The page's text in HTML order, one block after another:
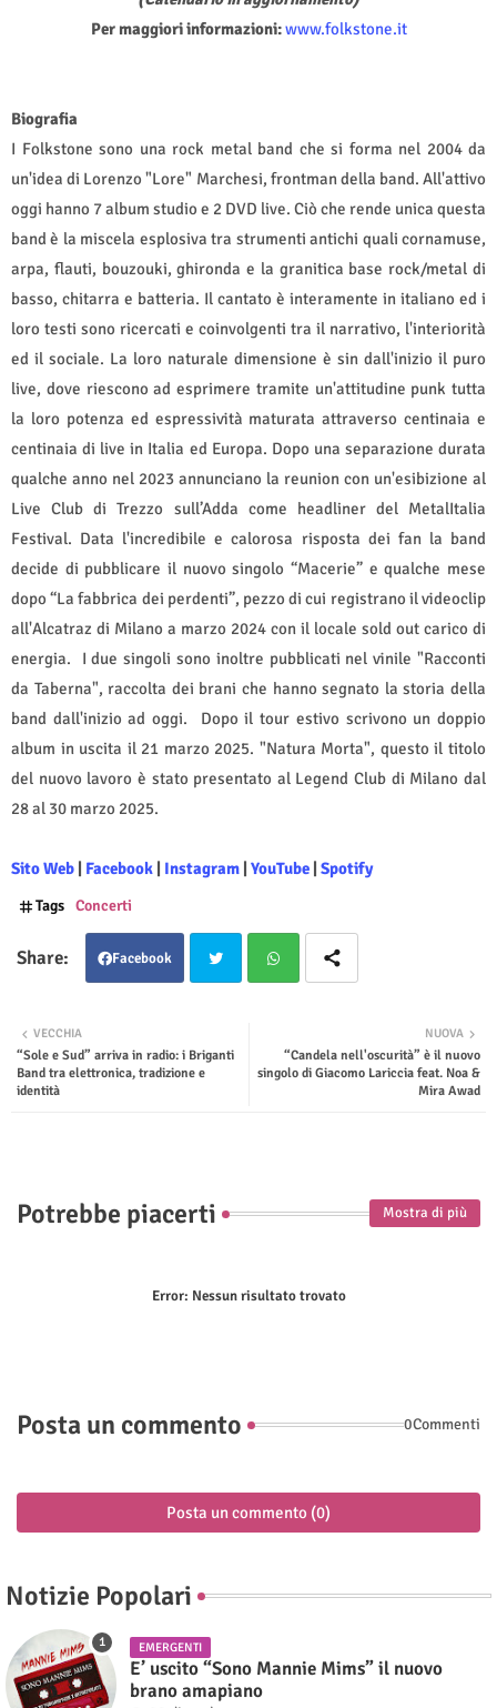
Per maggiori informazioni:www.folkstone.it
Biografia
I Folkstone sono una rock metal band che si forma nel 2004 da
un'idea di Lorenzo "Lore" Marchesi, frontman della band. All'attivo
oggi hanno 7 album studio e 2 DVD live. Ciò che rende unica questa
band è la miscela esplosiva tra strumenti antichi quali cornamuse,
arpa, flauti, bouzouki, ghironda e la granitica base rock/metal di
basso, chitarra e batteria. Il cantato è interamente in italiano ed i
loro testi sono ricercati e coinvolgenti tra il narrativo, l'interiorità
ed il sociale. La loro naturale dimensione è sin dall'inizio il puro
live, dove riescono ad esprimere tramite un'attitudine punk tutta
la loro potenza ed espressività maturata attraverso centinaia e
centinaia di live in Italia ed Europa. Dopo una separazione durata
qualche anno nel 2023 annunciano la reunion con un'esibizione al
Live Club di Trezzo sull’Adda come headliner del MetalItalia
Festival. Data l'incredibile e calorosa risposta dei fan la band
decide di pubblicare il nuovo singolo “Macerie” e qualche mese
dopo “La fabbrica dei perdenti”, pezzo di cui registrano il videoclip
all'Alcatraz di Milano a marzo 2024 con il locale sold out carico di
energia.
I due singoli sono inoltre pubblicati nel vinile "Racconti
da Taberna", raccolta dei brani che hanno segnato la storia della
band dall'inizio ad oggi.
Dopo il tour estivo scrivono un doppio
album in uscita il 21 marzo 2025. "Natura Morta", questo il titolo
del nuovo lavoro è stato presentato al Legend Club di Milano dal
28 al 30 marzo 2025.
Sito Web | Facebook | Instagram | YouTube | Spotify
Tags Concerti
Facebook
ter tsap
NUOVA
“Candela nell'oscurità” è il nuovo
singolo di Giacomo Lariccia feat. Noa &
Mira Awad
VECCHIA
“Sole e Sud” arriva in radio: i Briganti
Band tra elettronica, tradizione e
identità
Potrebbe piacerti Mostra di più
Error: Nessun risultato trovato
Posta un commento 0Commenti
Posta un commento (0)
Notizie Popolari
EMERGENTI
E’ uscito “Sono Mannie Mims” il nuovo
brano amapiano